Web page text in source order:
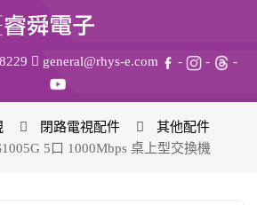
general@rhys-e.com - - -
閉路電視配件
其他配件
5口 1000Mbps 桌上型交換機